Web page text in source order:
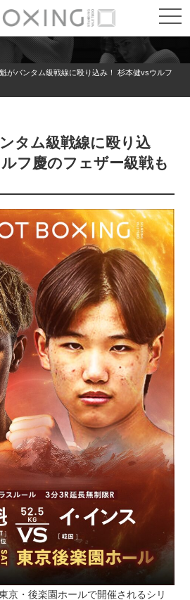
t
o
g
l
e
がバンタム級戦線に殴り込み！ 杉本健vsウルフ
タム級戦線に殴り込
フ慶のフェザー級戦も
京・後楽園ホールで開催されるシリ